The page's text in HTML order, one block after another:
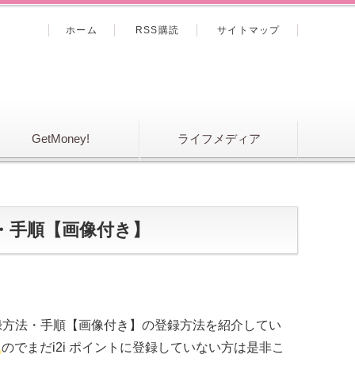
GetMoney! ライフメディア
ホーム RSS購読 サイトマップ
順【画像付き】
法・手順【画像付き】の登録方法を紹介してい
のでまだi2i ポイントに登録していない方は是非こ